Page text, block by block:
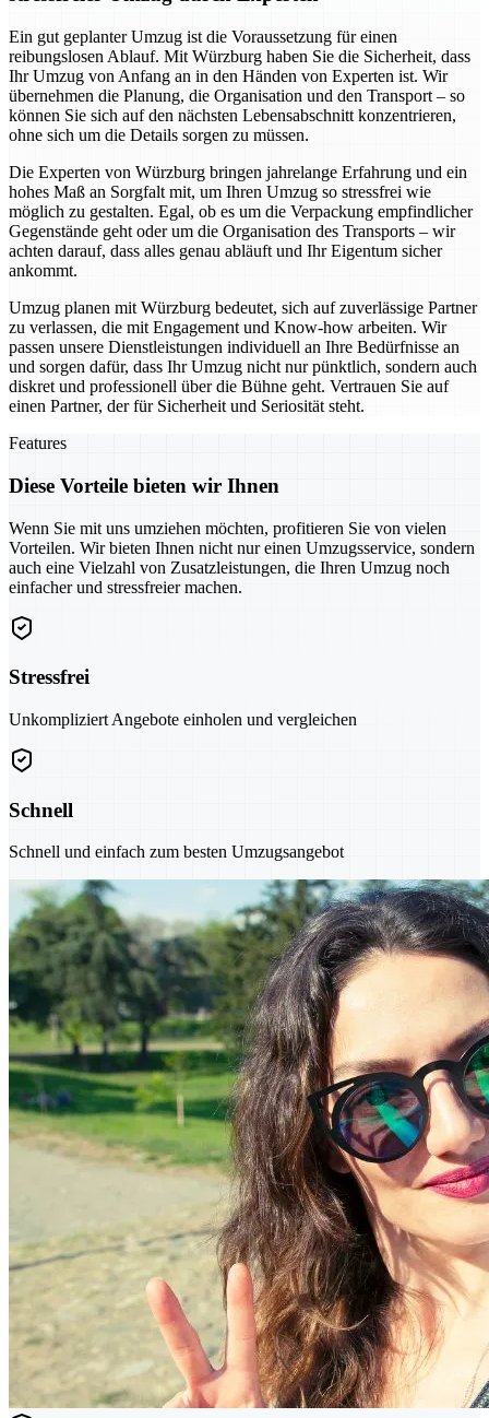
Ein gut geplanter Umzug ist die Voraussetzung für einen
reibungslosen Ablauf. Mit Würzburg haben Sie die Sicherheit, dass
Ihr Umzug von Anfang an in den Händen von Experten ist. Wir
übernehmen die Planung, die Organisation und den Transport – so
können Sie sich auf den nächsten Lebensabschnitt konzentrieren,
ohne sich um die Details sorgen zu müssen.
Die Experten von Würzburg bringen jahrelange Erfahrung und ein
hohes Maß an Sorgfalt mit, um Ihren Umzug so stressfrei wie
möglich zu gestalten. Egal, ob es um die Verpackung empfindlicher
Gegenstände geht oder um die Organisation des Transports – wir
achten darauf, dass alles genau abläuft und Ihr Eigentum sicher
ankommt.
Umzug planen mit Würzburg bedeutet, sich auf zuverlässige Partner
zu verlassen, die mit Engagement und Know-how arbeiten. Wir
passen unsere Dienstleistungen individuell an Ihre Bedürfnisse an
und sorgen dafür, dass Ihr Umzug nicht nur pünktlich, sondern auch
diskret und professionell über die Bühne geht. Vertrauen Sie auf
einen Partner, der für Sicherheit und Seriosität steht.
Features
Diese Vorteile bieten wir Ihnen
Wenn Sie mit uns umziehen möchten, profitieren Sie von vielen
Vorteilen. Wir bieten Ihnen nicht nur einen Umzugsservice, sondern
auch eine Vielzahl von Zusatzleistungen, die Ihren Umzug noch
einfacher und stressfreier machen.
Stressfrei
Unkompliziert Angebote einholen und vergleichen
Schnell
Schnell und einfach zum besten Umzugsangebot